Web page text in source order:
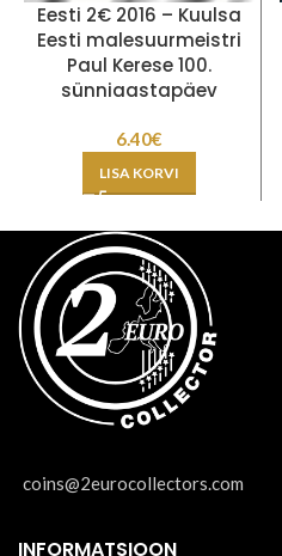
Eesti 2€ 2016 – Kuulsa
Eesti malesuurmeistri
Paul Kerese 100.
sünniaastapäev
6.40€
LISA KORVI
coins@2eurocollectors.com
INFORMATSIOON